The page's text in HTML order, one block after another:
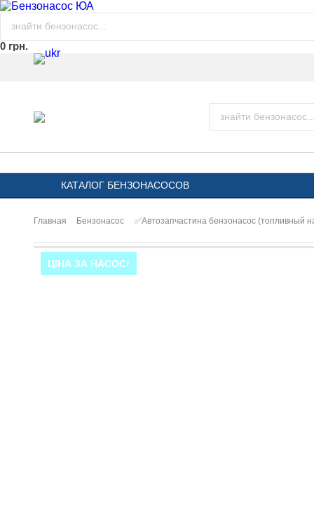
0 грн.
КАТАЛОГ БЕНЗОНАСОСОВ
Главная Бензонасос ✅Автозапчастина бензонасос (топливный
ЦІНА ЗА НАСОС!